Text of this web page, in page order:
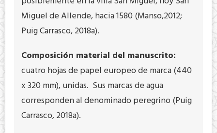
Miguel de Allende, hacia 1580 (Manso,2012;
Puig Carrasco, 2018a).
Composición material del manuscrito:
cuatro hojas de papel europeo de marca (440
x 320 mm), unidas. Sus marcas de agua
corresponden al denominado peregrino (Puig
Carrasco, 2018a).